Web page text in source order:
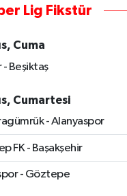
Lig Fikstür
Cuma
- Beşiktaş
Cumartesi
- Alanyaspor
FK - Başakşehir
- Göztepe